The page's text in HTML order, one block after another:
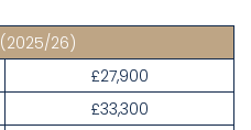
(2025/26)
£27,900
£33,300